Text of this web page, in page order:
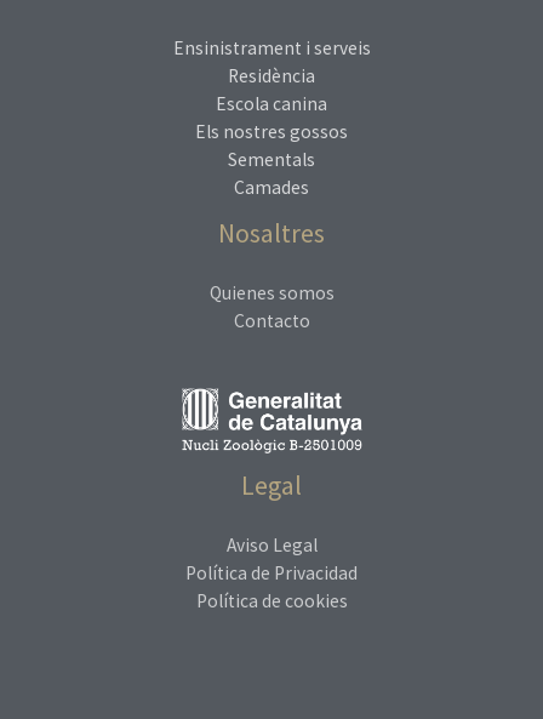
Ensinistrament i serveis
Residència
Escola canina
Els nostres gossos
Sementals
Camades
Nosaltres
Quienes somos
Contacto
Legal
Aviso Legal
Política de Privacidad
Política de cookies